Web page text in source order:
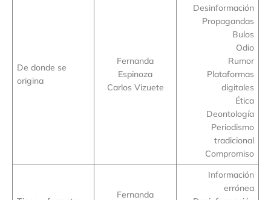
De donde se
origina
Fernanda
Espinoza
Carlos Vizuete
Desinformación
Propagandas
Bulos
Odio
Rumor
Plataformas
digitales
Ética
Deontología
Periodismo
tradicional
Compromiso
Fernanda
Información
errónea